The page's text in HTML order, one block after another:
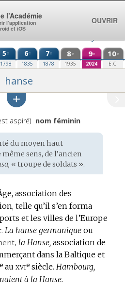
5e
1798
6e
1835
7e
1878
8e
1935
9e
2024
10e
E.C.
hanse
aspiré) nom féminin
du moyen haut
même sens, de l’ancien
« troupe de soldats ».
association des
telle qu’il s’en forma
et les villes de l’Europe
La hanse germanique ou
, la Hanse, association de
dans la Baltique et
e au xvie siècle. Hambourg,
à la Hanse.
l’Académie
l’application
et iOS
OUVRIR